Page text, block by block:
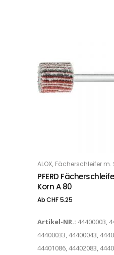
OPTIONS
ALOX, Fächerschleifer m.
PFERD
Korn A 80
AbCHF5.25
Artikel-NR.: 44400003,
44400033, 44400043,
44401086, 44402083,